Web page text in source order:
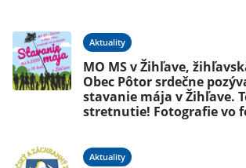
Aktuality
MO MS v Žihľave,
Obec Pôtor srdečne
stavanie mája v Žihľave.
stretnutie! Fotografie vo
Aktuality